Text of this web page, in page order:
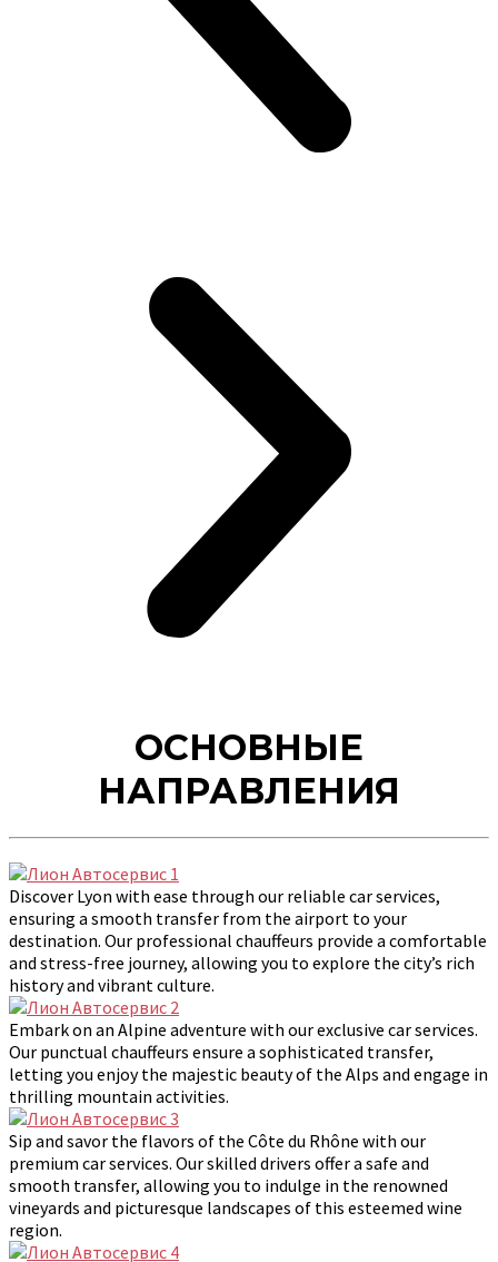
ОСНОВНЫЕ
НАПРАВЛЕНИЯ
Discover Lyon with ease through our reliable car services,
ensuring a smooth transfer from the airport to your
destination. Our professional chauffeurs provide a comfortable
and stress-free journey, allowing you to explore the city’s rich
history and vibrant culture.
Embark on an Alpine adventure with our exclusive car services.
Our punctual chauffeurs ensure a sophisticated transfer,
letting you enjoy the majestic beauty of the Alps and engage in
thrilling mountain activities.
Sip and savor the flavors of the Côte du Rhône with our
premium car services. Our skilled drivers offer a safe and
smooth transfer, allowing you to indulge in the renowned
vineyards and picturesque landscapes of this esteemed wine
region.